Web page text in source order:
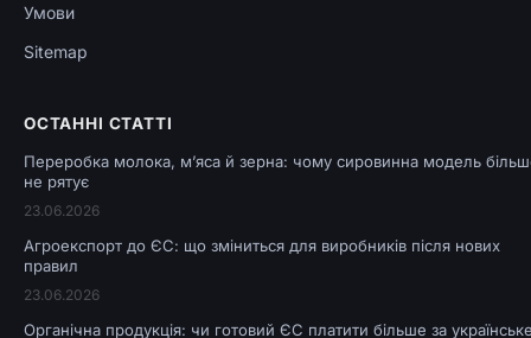
Умови
Sitemap
ОСТАННІ СТАТТІ
Переробка молока, м’яса й зерна: чому сировинна модель
не рятує
23.06.2026
Агроекспорт до ЄС: що зміниться для виробників після нових
правил
23.06.2026
Органічна продукція: чи готовий ЄС платити більше за